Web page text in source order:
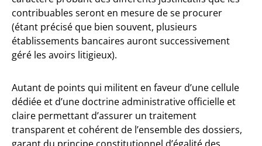
contribuables seront en mesure de se procurer
(étant précisé que bien souvent, plusieurs
établissements bancaires auront successivement
géré les avoirs litigieux).
Autant de points qui militent en faveur d’une cellule
dédiée et d’une doctrine administrative officielle et
claire permettant d’assurer un traitement
transparent et cohérent de l’ensemble des dossiers,